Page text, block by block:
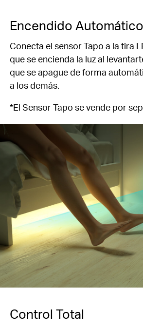
Encendido Automático
Conecta el sensor Tapo a la tira
que se encienda la luz al
que se apague de forma
a los demás.
*El Sensor Tapo se vende por
Control Total